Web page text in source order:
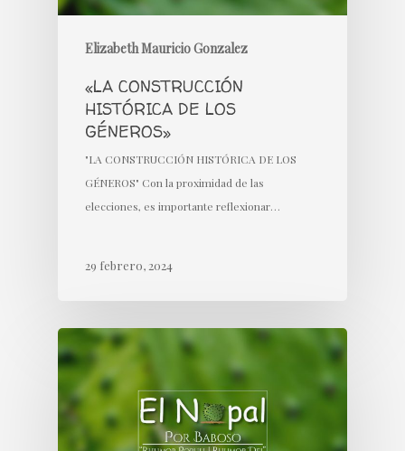
Elizabeth Mauricio Gonzalez
«LA CONSTRUCCIÓN
HISTÓRICA DE LOS
GÉNEROS»
"LA CONSTRUCCIÓN HISTÓRICA DE LOS
GÉNEROS" Con la proximidad de las
elecciones, es importante reflexionar…
29 febrero, 2024